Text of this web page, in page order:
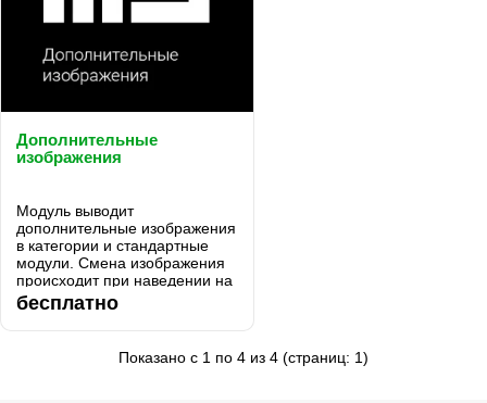
Дополнительные
изображения
Модуль выводит
дополнительные изображения
в категории и стандартные
модули. Смена изображения
происходит при наведении на
товар...
бесплатно
Показано с 1 по 4 из 4 (страниц: 1)